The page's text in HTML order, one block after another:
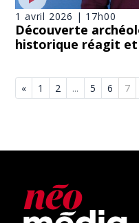
1 avril 2026 | 17h00
Découverte
historique réagit et
« 1 2 ... 5 6 7